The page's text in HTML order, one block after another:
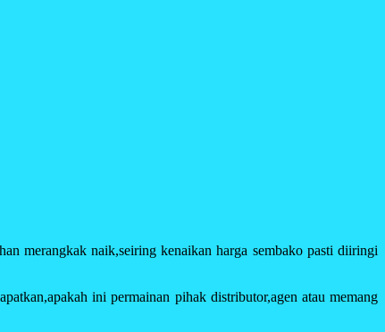
merangkak naik,seiring kenaikan harga sembako pasti diiringi
ini permainan pihak distributor,agen atau memang